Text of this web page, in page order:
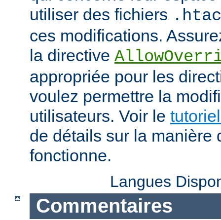
utiliser des fichiers
ces modifications.
la directive
appropriée pour les
voulez permettre la
utilisateurs. Voir le
de détails sur la manière
fonctionne.
Langues
Commentaires